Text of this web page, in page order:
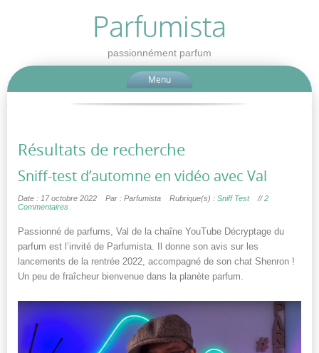
Parfumista
passionnément parfum
Menu
Résultats de recherche
Sniff-test d’automne en vidéo avec Val
Date : 17 octobre 2022 Par : Parfumista Rubrique(s) : Sniff Test //2
Commentaires
Passionné de parfums, Val de la chaîne YouTube Décryptage du
parfum est l’invité de Parfumista. Il donne son avis sur les
lancements de la rentrée 2022, accompagné de son chat Shenron !
Un peu de fraîcheur bienvenue dans la planète parfum.